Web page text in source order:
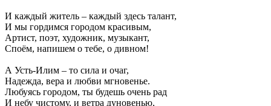
И каждый житель – каждый здесь талант,
И мы гордимся городом красивым,
Артист, поэт, художник, музыкант,
Споём, напишем о тебе, о дивном!
А Усть-Илим – то сила и очаг,
Надежда, вера и любви мгновенье.
Любуясь городом, ты будешь очень рад
И небу чистому, и ветра дуновенью,